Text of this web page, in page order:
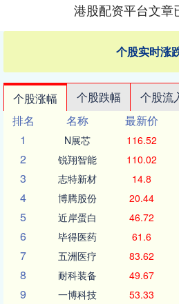
港股配资平台文章
个股实时涨
个股涨幅 个股跌幅 个股流
排名
名称 最新价
1
N展芯 116.52
2 锐翔智能 110.02
3 志特新材 14.8
4 博腾股份 20.44
5 近岸蛋白 46.72
6 毕得医药 61.6
7 五洲医疗 83.62
8 耐科装备 49.67
9 一博科技 53.33